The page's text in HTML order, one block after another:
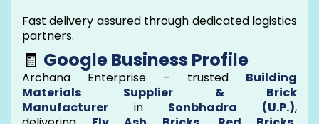
Fast delivery assured through dedicated logistics
partners.
🧾 Google Business Profile
Archana Enterprise – trusted Building
Materials Supplier & Brick
Manufacturer in Sonbhadra (U.P.),